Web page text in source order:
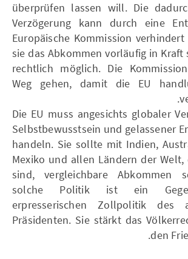
überprüfen lassen will. Die
Verzögerung kann durch eine
Europäische Kommission
sie das Abkommen vorläufig in Kraft
rechtlich möglich. Die
Weg gehen, damit die EU
Die EU muss angesichts globaler
Selbstbewusstsein und gelassener
handeln. Sie sollte mit Indien,
Mexiko und allen Ländern der
sind, vergleichbare Abkommen
solche Politik ist ein
erpresserischen Zollpolitik des
Präsidenten. Sie stärkt das
den